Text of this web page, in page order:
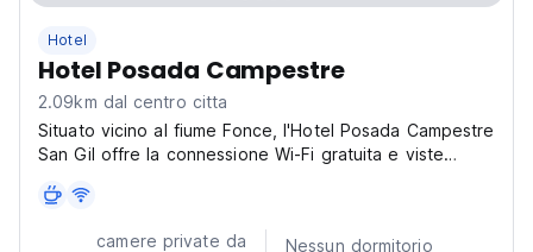
Hotel
Hotel Posada Campestre
2.09km dal centro citta
Situato vicino al fiume Fonce, l'Hotel Posada Campestre
San Gil offre la connessione Wi-Fi gratuita e viste
ristorante e un bar con terrazza. Le camere e i
bungalow dell'Hotel Posada Campestre San Gil
camere private da Nessun dormitorio